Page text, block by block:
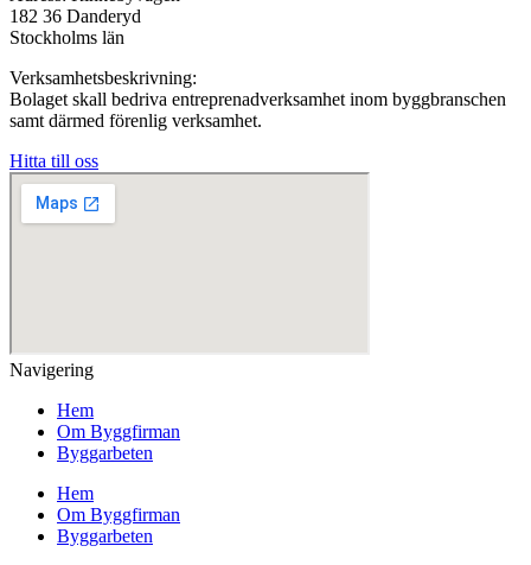
182 36 Danderyd
Stockholms län
Verksamhetsbeskrivning:
Bolaget skall bedriva entreprenadverksamhet inom byggbranschen
samt därmed förenlig verksamhet.
Hitta till oss
Navigering
Hem
Om Byggfirman
Byggarbeten
Hem
Om Byggfirman
Byggarbeten